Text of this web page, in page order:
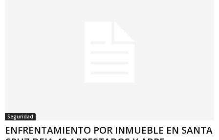
Seguridad
ENFRENTAMIENTO POR INMUEBLE EN SANTA